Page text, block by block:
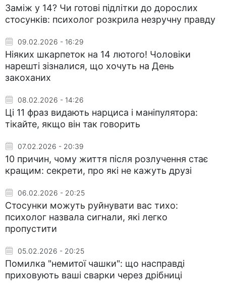
Заміж у 14? Чи готові підлітки до дорослих
стосунків: психолог розкрила незручну правду
09.02.2026 - 16:29
Ніяких шкарпеток на 14 лютого! Чоловіки
нарешті зізналися, що хочуть на День
закоханих
08.02.2026 - 14:26
Ці 11 фраз видають нарциса і маніпулятора:
тікайте, якщо він так говорить
07.02.2026 - 20:39
10 причин, чому життя після розлучення стає
кращим: секрети, про які не кажуть друзі
06.02.2026 - 20:25
Стосунки можуть руйнувати вас тихо:
психолог назвала сигнали, які легко
пропустити
05.02.2026 - 20:25
Помилка "немитої чашки": що насправді
приховують ваші сварки через дрібниці